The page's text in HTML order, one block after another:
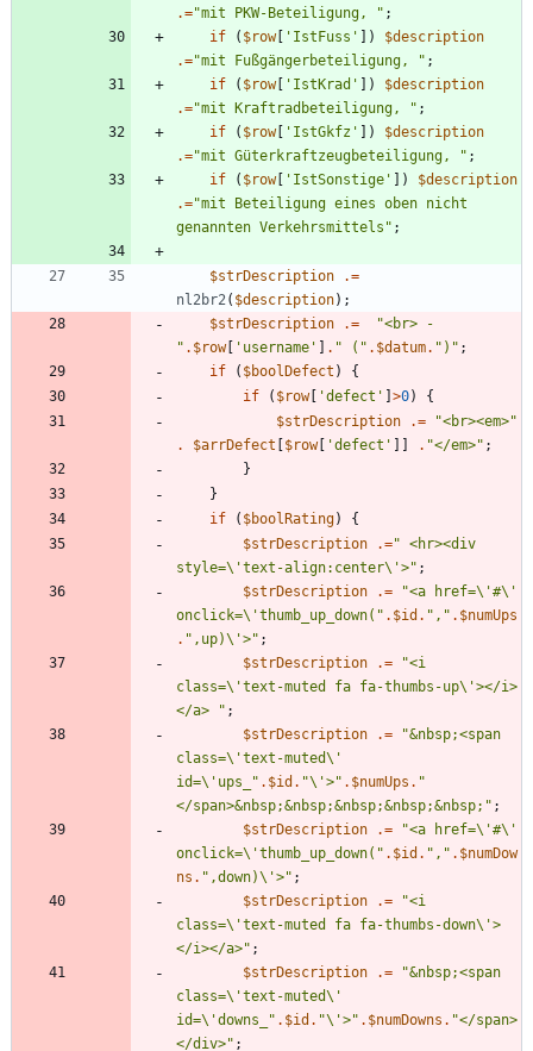
.="mit PKW-Beteiligung, " ;
if
( $row[ 'IstFuss' ])
$description
.="mit Fußgängerbeteiligung, " ;
if
( $row[ 'IstKrad' ])
$description
.="mit Kraftradbeteiligung, " ;
if
( $row[ 'IstGkfz' ])
$description
.="mit Güterkraftzeugbeteiligung, " ;
if
( $row[ 'IstSonstige' ])
$description
.="mit Beteiligung eines oben nicht
genannten Verkehrsmittels " ;
$strDescription
.=
nl2br2( $description);
$strDescription
.= "
" . $row[ 'username' . " ( " . $datum. " ) " ;
if
( $boolDefect )
{
if
( $row[ 'defect' >0)
{
$strDescription
.= "<br><em>"
.
$arrDefect $row[ 'defect' . "</em>" ;
}
}
if
( $boolRating)
{
$strDescription
.=" <hr><div
style=\ 'text-align:center\ '>" ;
$strDescription
.= "<a href=\ '#\ '
onclick=\ 'thumb_up_down( " . $id . " , " . $numUps
. " ,up)\ '>" ;
$strDescription
.= "<i
class=\ 'text-muted fa fa-thumbs-up\ '></i>
</a>
" ;
$strDescription
.= "&nbsp;<span
class=\ 'text-muted\ '
id=\ 'ups_ " . $id . "\ '>" . $numUps . "
</span>&nbsp;&nbsp;&nbsp;&nbsp;&nbsp; " ;
$strDescription
.= "<a href=\ '#\ '
onclick=\ 'thumb_up_down( " . $id . " , " . $numDow
ns . " ,down)\ '>" ;
$strDescription
.= "<i
class=\ 'text-muted fa fa-thumbs-down\ '>
</i></a>" ;
$strDescription
.= "&nbsp;<span
class=\ 'text-muted\ '
id=\ 'downs_ " . $id . "\ '>" . $numDowns . "</span>
</div>" ;